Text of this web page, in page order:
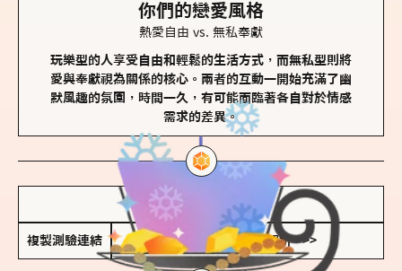
你們的戀愛風格
熱愛自由 vs. 無私奉獻
玩樂型的人享受自由和輕鬆的生活方式，而無私型則將
愛與奉獻視為關係的核心。兩者的互動一開始充滿了幽
默風趣的氛圍，時間一久，有可能面臨著各自對於情感
需求的差異。
儲存我的結果圖
複製測驗連結 查看香氛類型全解析 >>>